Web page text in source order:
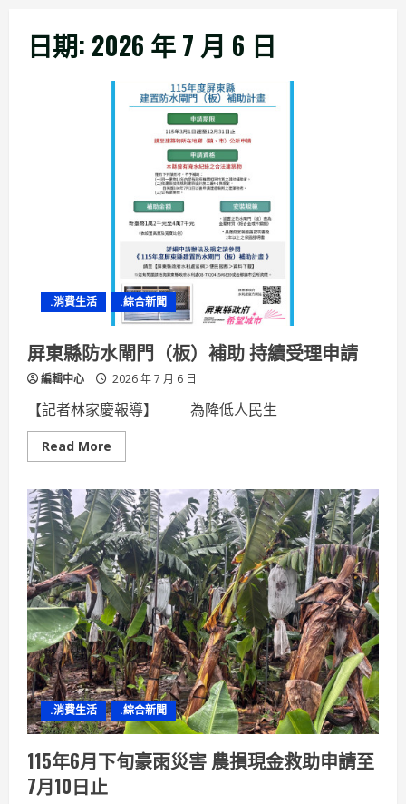
日期: 2026 年 7 月 6 日
.消費生活 .綜合新聞
屏東縣防水閘門（板）補助 持續受理申請
編輯中心 2026 年 7 月 6 日
【記者林家慶報導】 為降低人民生
Read More
more
東
縣
防
水
閘
門
（板）
補
助
持
續
受
理
申
請
.消費生活 .綜合新聞
115年6月下旬豪雨災害 農損現金救助申請至
7月10日止